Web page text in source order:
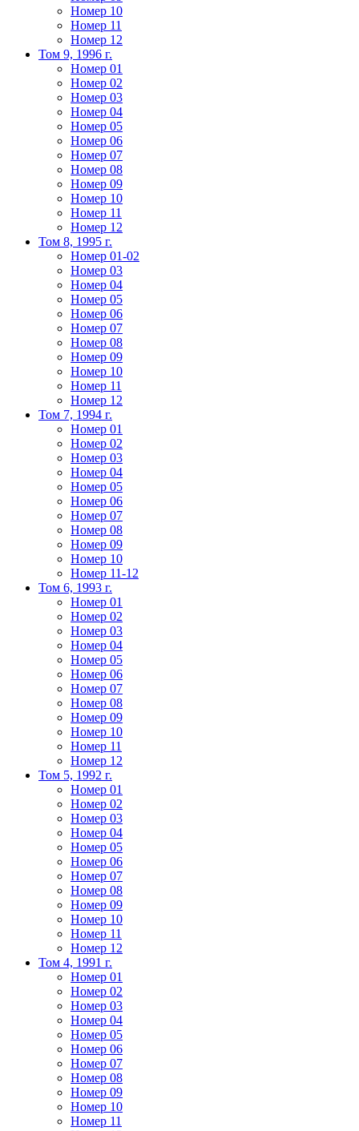
Номер 10
Номер 11
Номер 12
Том 9, 1996 г.
Номер 01
Номер 02
Номер 03
Номер 04
Номер 05
Номер 06
Номер 07
Номер 08
Номер 09
Номер 10
Номер 11
Номер 12
Том 8, 1995 г.
Номер 01-02
Номер 03
Номер 04
Номер 05
Номер 06
Номер 07
Номер 08
Номер 09
Номер 10
Номер 11
Номер 12
Том 7, 1994 г.
Номер 01
Номер 02
Номер 03
Номер 04
Номер 05
Номер 06
Номер 07
Номер 08
Номер 09
Номер 10
Номер 11-12
Том 6, 1993 г.
Номер 01
Номер 02
Номер 03
Номер 04
Номер 05
Номер 06
Номер 07
Номер 08
Номер 09
Номер 10
Номер 11
Номер 12
Том 5, 1992 г.
Номер 01
Номер 02
Номер 03
Номер 04
Номер 05
Номер 06
Номер 07
Номер 08
Номер 09
Номер 10
Номер 11
Номер 12
Том 4, 1991 г.
Номер 01
Номер 02
Номер 03
Номер 04
Номер 05
Номер 06
Номер 07
Номер 08
Номер 09
Номер 10
Номер 11